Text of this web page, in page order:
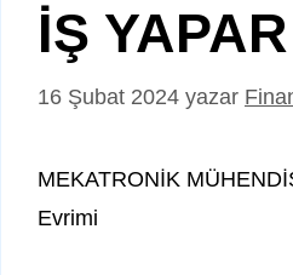
İŞ YAPAR
16 Şubat 2024 yazar
MEKATRONİK
Evrimi